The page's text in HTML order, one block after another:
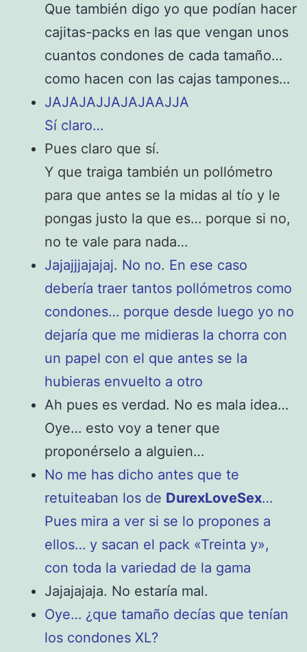
Que también digo yo que podían hacer
cajitas-packs en las que vengan unos
cuantos condones de cada tamaño…
como hacen con las cajas tampones…
JAJAJAJJAJAJAAJJA
Sí claro…
Pues claro que sí.
Y que traiga también un pollómetro
para que antes se la midas al tío y le
pongas justo la que es… porque si no,
no te vale para nada…
Jajajjjajajaj. No no. En ese caso
debería traer tantos pollómetros como
condones… porque desde luego yo no
dejaría que me midieras la chorra con
un papel con el que antes se la
hubieras envuelto a otro
Ah pues es verdad. No es mala idea…
Oye… esto voy a tener que
proponérselo a alguien…
No me has dicho antes que te
retuiteaban los de DurexLoveSex…
Pues mira a ver si se lo propones a
ellos… y sacan el pack «Treinta y»,
con toda la variedad de la gama
Jajajajaja. No estaría mal.
Oye… ¿que tamaño decías que tenían
los condones XL?